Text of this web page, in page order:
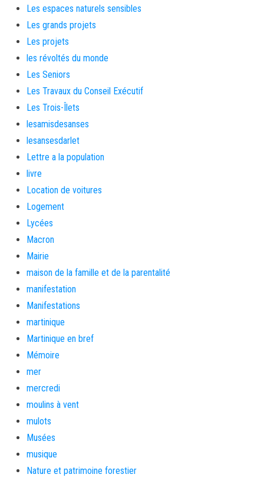
Les espaces naturels sensibles
Les grands projets
Les projets
les révoltés du monde
Les Seniors
Les Travaux du Conseil Exécutif
Les Trois-Îlets
lesamisdesanses
lesansesdarlet
Lettre a la population
livre
Location de voitures
Logement
Lycées
Macron
Mairie
maison de la famille et de la parentalité
manifestation
Manifestations
martinique
Martinique en bref
Mémoire
mer
mercredi
moulins à vent
mulots
Musées
musique
Nature et patrimoine forestier